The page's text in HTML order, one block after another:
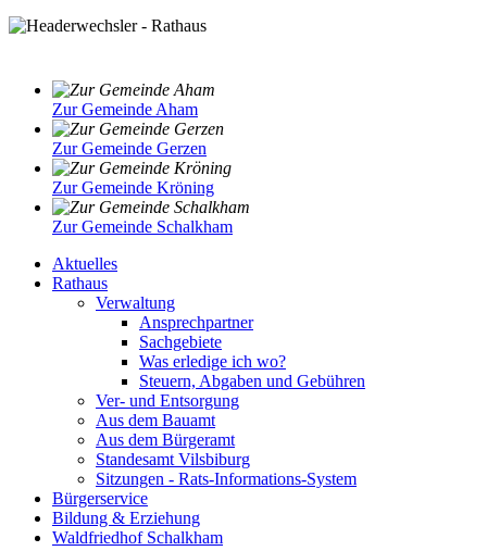
Zur Gemeinde Aham
Zur Gemeinde Gerzen
Zur Gemeinde Kröning
Zur Gemeinde Schalkham
Aktuelles
Rathaus
Verwaltung
Ansprechpartner
Sachgebiete
Was erledige ich wo?
Steuern, Abgaben und Gebühren
Ver- und Entsorgung
Aus dem Bauamt
Aus dem Bürgeramt
Standesamt Vilsbiburg
Sitzungen - Rats-Informations-System
Bürgerservice
Bildung & Erziehung
Waldfriedhof Schalkham